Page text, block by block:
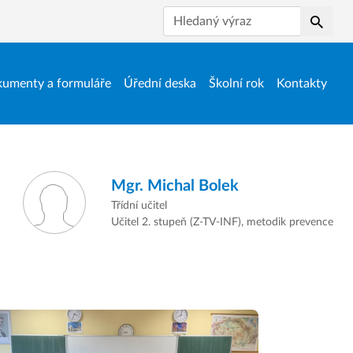
a formuláře Úřední deska Školní rok Kontakty
Hledat
Mgr. Michal Bolek
Třídní učitel
Učitel 2. stupeň (Z-TV-INF), metodik prevence